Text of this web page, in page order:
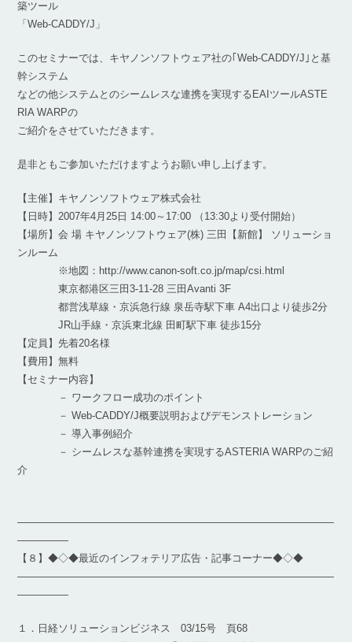
築ツール
「Web-CADDY/J」
このセミナーでは、キヤノンソフトウェア社の｢Web-CADDY/J｣と基
幹システム
などの他システムとのシームレスな連携を実現するEAIツールASTE
RIA WARPの
ご紹介をさせていただきます。
是非ともご参加いただけますようお願い申し上げます。
【主催】キヤノンソフトウェア株式会社
【日時】2007年4月25日 14:00～17:00 （13:30より受付開始）
【場所】会 場 キヤノンソフトウェア(株) 三田【新館】 ソリューショ
ンルーム
※地図：http://www.canon-soft.co.jp/map/csi.html
東京都港区三田3-11-28 三田Avanti 3F
都営浅草線・京浜急行線 泉岳寺駅下車 A4出口より徒歩2分
JR山手線・京浜東北線 田町駅下車 徒歩15分
【定員】先着20名様
【費用】無料
【セミナー内容】
－ ワークフロー成功のポイント
－ Web-CADDY/J概要説明およびデモンストレーション
－ 導入事例紹介
－ シームレスな基幹連携を実現するASTERIA WARPのご紹
介
―――――――――――――――――――――――――――――――
―――――
【８】◆◇◆最近のインフォテリア広告・記事コーナー◆◇◆
―――――――――――――――――――――――――――――――
―――――
１．日経ソリューションビジネス 03/15号 頁68